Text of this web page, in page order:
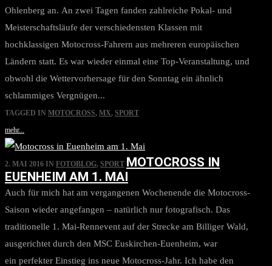
Ohlenberg an. An zwei Tagen fanden zahlreiche Pokal- und
Meisterschaftsläufe der verschiedensten Klassen mit
hochklassigen Motocross-Fahrern aus mehreren europäischen
Ländern statt. Es war wieder einmal eine Top-Veranstaltung, und
obwohl die Wettervorhersage für den Sonntag ein ähnlich
schlammiges Vergnügen...
TAGGED IN MOTOCROSS, MX, SPORT
mehr...
2. MAI 2016 IN FOTOBLOG, SPORT MOTOCROSS IN
EUENHEIM AM 1. MAI
Auch für mich hat am vergangenen Wochenende die Motocross-
Saison wieder angefangen – natürlich nur fotografisch. Das
traditionelle 1. Mai-Rennevent auf der Strecke am Billiger Wald,
ausgerichtet durch den MSC Euskirchen-Euenheim, war
ein perfekter Einstieg ins neue Motocross-Jahr. Ich habe den